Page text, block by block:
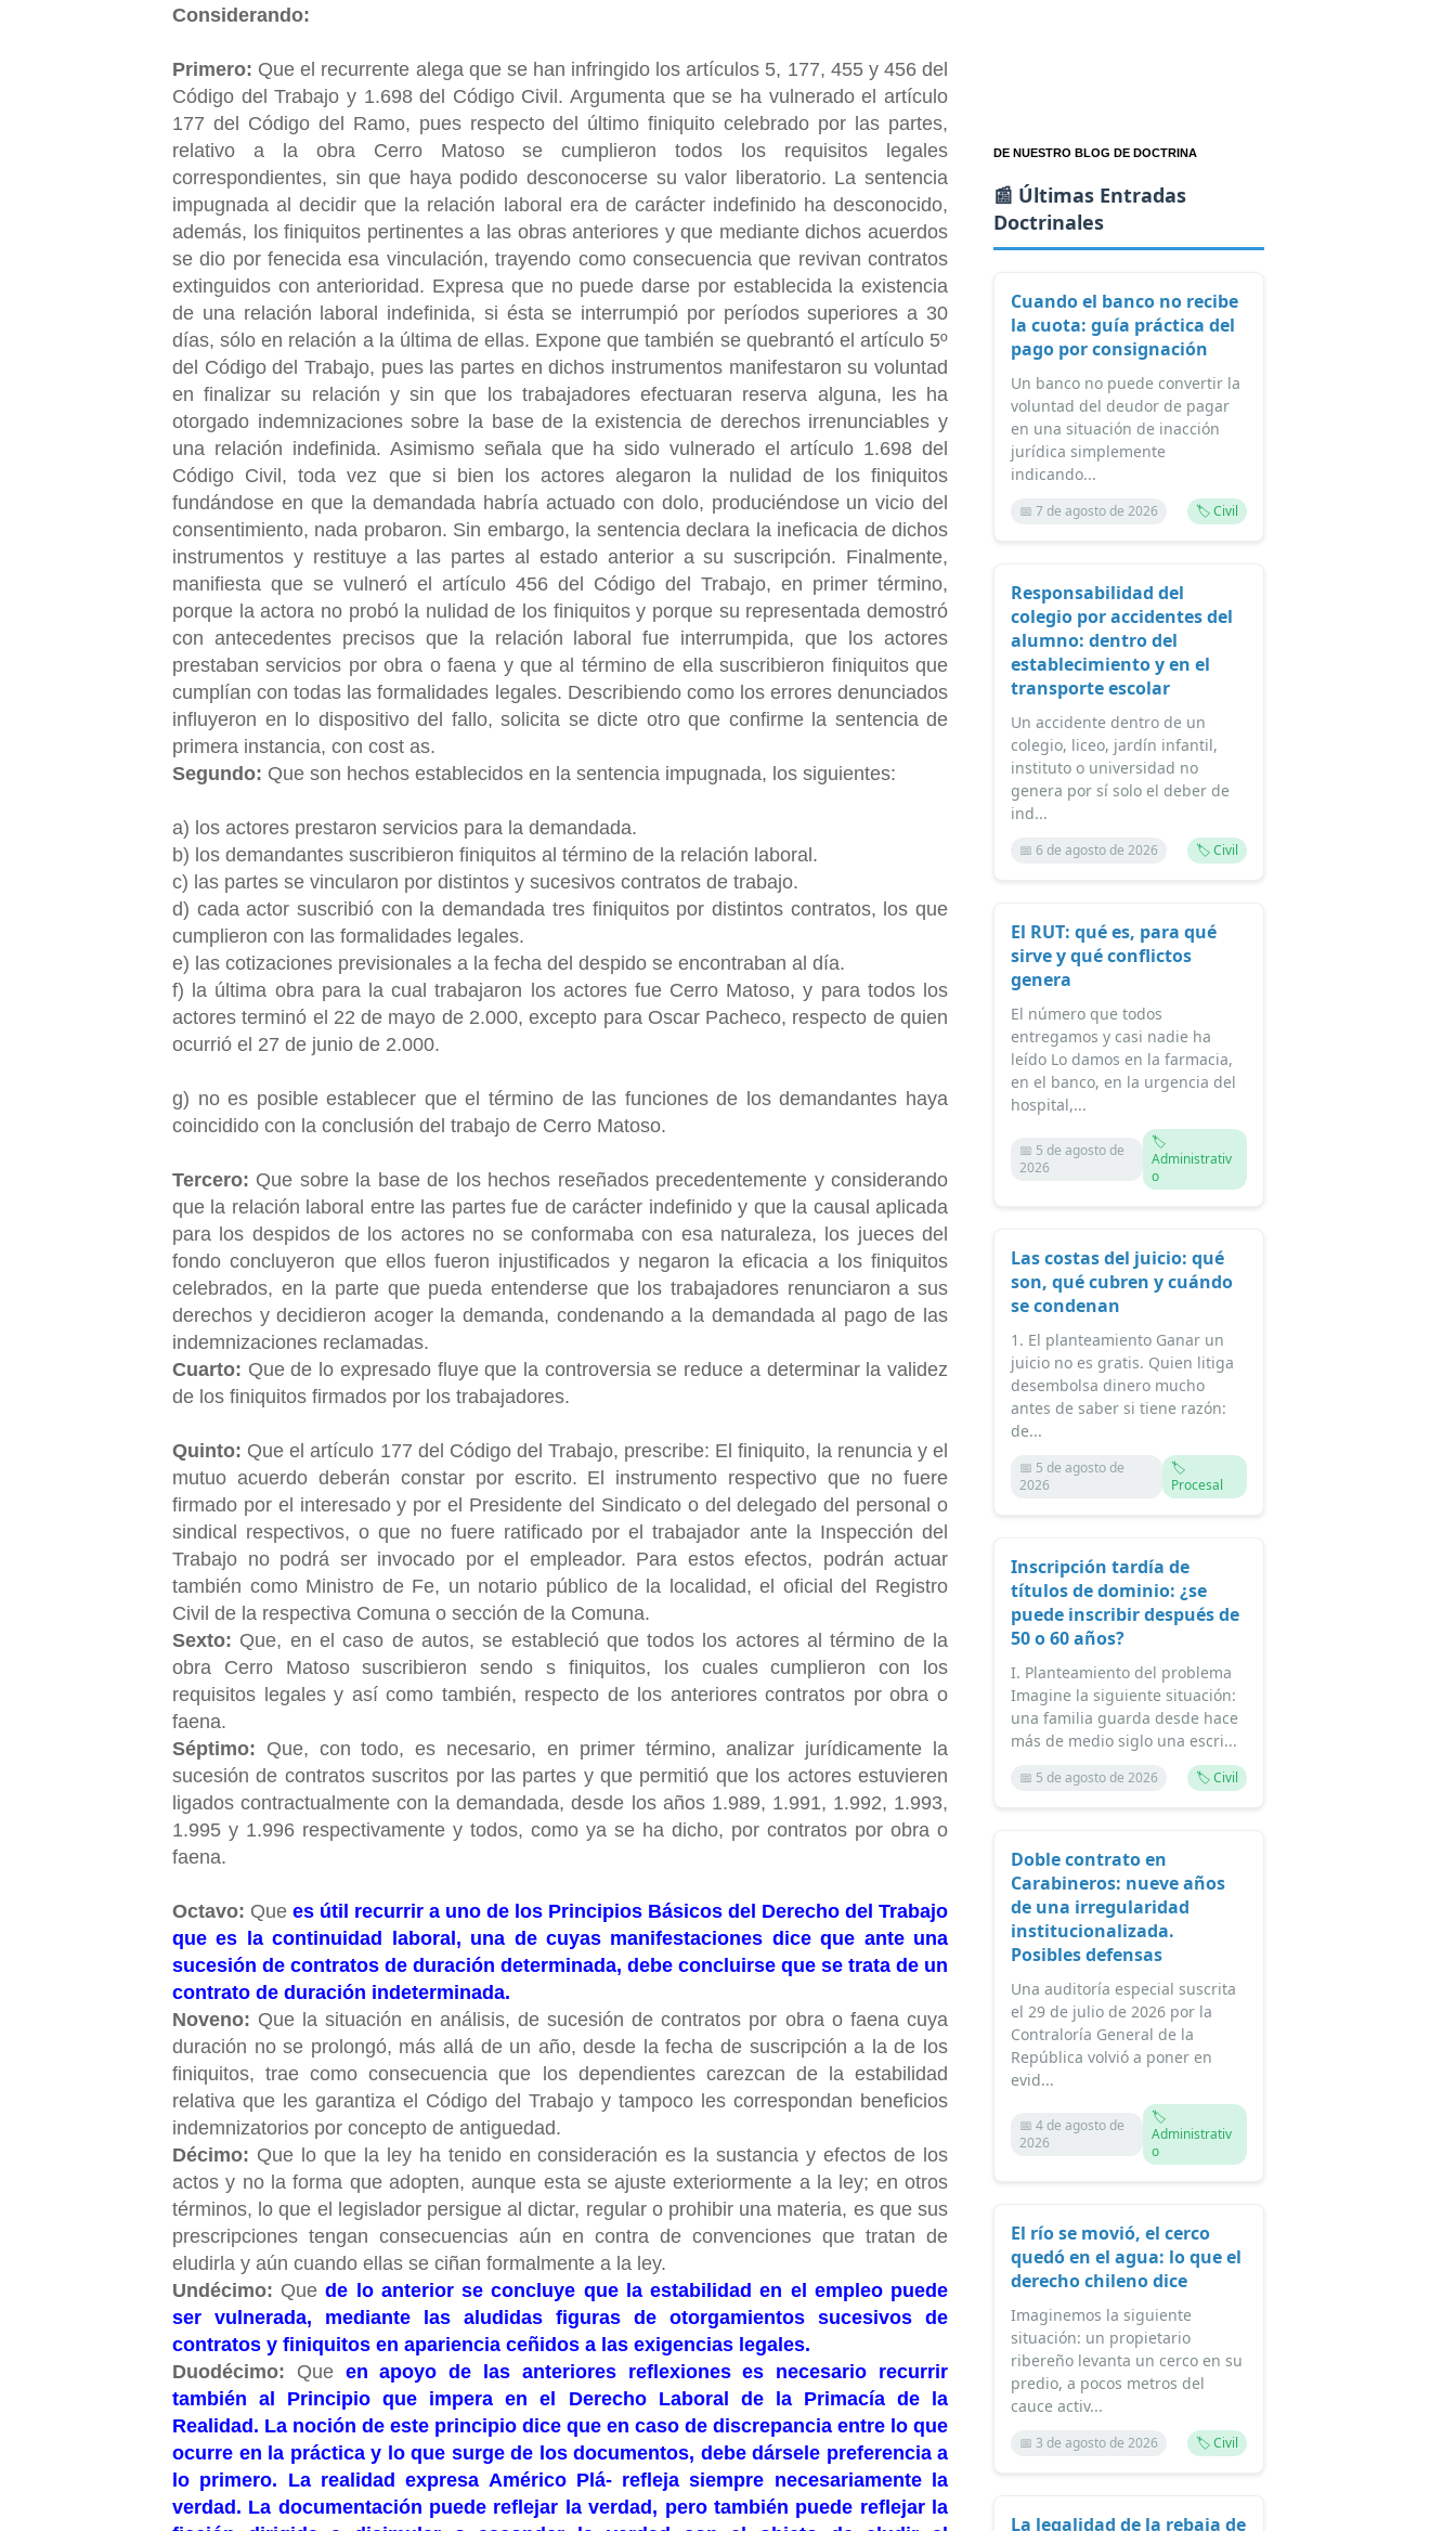
Considerando:
Primero: Que el recurrente alega que se han infringido los artículos 5, 177, 455 y 456 del
Código del Trabajo y 1.698 del Código Civil. Argumenta que se ha vulnerado el artículo
177 del Código del Ramo, pues respecto del último finiquito celebrado por las partes,
relativo a la obra Cerro Matoso se cumplieron todos los requisitos legales
correspondientes, sin que haya podido desconocerse su valor liberatorio. La sentencia
impugnada al decidir que la relación laboral era de carácter indefinido ha desconocido,
además, los finiquitos pertinentes a las obras anteriores y que mediante dichos acuerdos
se dio por fenecida esa vinculación, trayendo como consecuencia que revivan contratos
extinguidos con anterioridad. Expresa que no puede darse por establecida la existencia
de una relación laboral indefinida, si ésta se interrumpió por períodos superiores a 30
días, sólo en relación a la última de ellas. Expone que también se quebrantó el artículo 5º
del Código del Trabajo, pues las partes en dichos instrumentos manifestaron su voluntad
en finalizar su relación y sin que los trabajadores efectuaran reserva alguna, les ha
otorgado indemnizaciones sobre la base de la existencia de derechos irrenunciables y
una relación indefinida. Asimismo señala que ha sido vulnerado el artículo 1.698 del
Código Civil, toda vez que si bien los actores alegaron la nulidad de los finiquitos
fundándose en que la demandada habría actuado con dolo, produciéndose un vicio del
consentimiento, nada probaron. Sin embargo, la sentencia declara la ineficacia de dichos
instrumentos y restituye a las partes al estado anterior a su suscripción. Finalmente,
manifiesta que se vulneró el artículo 456 del Código del Trabajo, en primer término,
porque la actora no probó la nulidad de los finiquitos y porque su representada demostró
con antecedentes precisos que la relación laboral fue interrumpida, que los actores
prestaban servicios por obra o faena y que al término de ella suscribieron finiquitos que
cumplían con todas las formalidades legales. Describiendo como los errores denunciados
influyeron en lo dispositivo del fallo, solicita se dicte otro que confirme la sentencia de
primera instancia, con cost as.
Segundo: Que son hechos establecidos en la sentencia impugnada, los siguientes:
a) los actores prestaron servicios para la demandada.
b) los demandantes suscribieron finiquitos al término de la relación laboral.
c) las partes se vincularon por distintos y sucesivos contratos de trabajo.
d) cada actor suscribió con la demandada tres finiquitos por distintos contratos, los que
cumplieron con las formalidades legales.
e) las cotizaciones previsionales a la fecha del despido se encontraban al día.
f) la última obra para la cual trabajaron los actores fue Cerro Matoso, y para todos los
actores terminó el 22 de mayo de 2.000, excepto para Oscar Pacheco, respecto de quien
ocurrió el 27 de junio de 2.000.
g) no es posible establecer que el término de las funciones de los demandantes haya
coincidido con la conclusión del trabajo de Cerro Matoso.
Tercero: Que sobre la base de los hechos reseñados precedentemente y considerando
que la relación laboral entre las partes fue de carácter indefinido y que la causal aplicada
para los despidos de los actores no se conformaba con esa naturaleza, los jueces del
fondo concluyeron que ellos fueron injustificados y negaron la eficacia a los finiquitos
celebrados, en la parte que pueda entenderse que los trabajadores renunciaron a sus
derechos y decidieron acoger la demanda, condenando a la demandada al pago de las
indemnizaciones reclamadas.
Cuarto: Que de lo expresado fluye que la controversia se reduce a determinar la validez
de los finiquitos firmados por los trabajadores.
Quinto: Que el artículo 177 del Código del Trabajo, prescribe: El finiquito, la renuncia y el
mutuo acuerdo deberán constar por escrito. El instrumento respectivo que no fuere
firmado por el interesado y por el Presidente del Sindicato o del delegado del personal o
sindical respectivos, o que no fuere ratificado por el trabajador ante la Inspección del
Trabajo no podrá ser invocado por el empleador. Para estos efectos, podrán actuar
también como Ministro de Fe, un notario público de la localidad, el oficial del Registro
Civil de la respectiva Comuna o sección de la Comuna.
Sexto: Que, en el caso de autos, se estableció que todos los actores al término de la
obra Cerro Matoso suscribieron sendo s finiquitos, los cuales cumplieron con los
requisitos legales y así como también, respecto de los anteriores contratos por obra o
faena.
Séptimo: Que, con todo, es necesario, en primer término, analizar jurídicamente la
sucesión de contratos suscritos por las partes y que permitió que los actores estuvieren
ligados contractualmente con la demandada, desde los años 1.989, 1.991, 1.992, 1.993,
1.995 y 1.996 respectivamente y todos, como ya se ha dicho, por contratos por obra o
faena.
Octavo: Que es útil recurrir a uno de los Principios Básicos del Derecho del Trabajo
que es la continuidad laboral, una de cuyas manifestaciones dice que ante una
sucesión de contratos de duración determinada, debe concluirse que se trata de un
contrato de duración indeterminada.
Noveno: Que la situación en análisis, de sucesión de contratos por obra o faena cuya
duración no se prolongó, más allá de un año, desde la fecha de suscripción a la de los
finiquitos, trae como consecuencia que los dependientes carezcan de la estabilidad
relativa que les garantiza el Código del Trabajo y tampoco les correspondan beneficios
indemnizatorios por concepto de antiguedad.
Décimo: Que lo que la ley ha tenido en consideración es la sustancia y efectos de los
actos y no la forma que adopten, aunque esta se ajuste exteriormente a la ley; en otros
términos, lo que el legislador persigue al dictar, regular o prohibir una materia, es que sus
prescripciones tengan consecuencias aún en contra de convenciones que tratan de
eludirla y aún cuando ellas se ciñan formalmente a la ley.
Undécimo: Quede lo anterior se concluye que la estabilidad en el empleo puede
ser vulnerada, mediante las aludidas figuras de otorgamientos sucesivos de
contratos y finiquitos en apariencia ceñidos a las exigencias legales.
Duodécimo: Que en apoyo de las anteriores reflexiones es necesario recurrir
también al Principio que impera en el Derecho Laboral de la Primacía de la
Realidad. La noción de este principio dice que en caso de discrepancia entre lo que
ocurre en la práctica y lo que surge de los documentos, debe dársele preferencia a
lo primero. La realidad expresa Américo Plá- refleja siempre necesariamente la
verdad. La documentación puede reflejar la verdad, pero también puede reflejar la
DE NUESTRO BLOG DE DOCTRINA
📰 Últimas Entradas
Doctrinales
Cuando el banco no recibe
la cuota: guía práctica del
pago por consignación
Un banco no puede convertir la
voluntad del deudor de pagar
en una situación de inacción
jurídica simplemente
indicando...
📅 7 de agosto de 2026 🏷️ Civil
Responsabilidad del
colegio por accidentes del
alumno: dentro del
establecimiento y en el
transporte escolar
Un accidente dentro de un
colegio, liceo, jardín infantil,
instituto o universidad no
genera por sí solo el deber de
ind...
📅 6 de agosto de 2026 🏷️ Civil
El RUT: qué es, para qué
sirve y qué conflictos
genera
El número que todos
entregamos y casi nadie ha
leído Lo damos en la farmacia,
en el banco, en la urgencia del
hospital,...
📅 5 de agosto de
2026
🏷️
Administrativ
o
Las costas del juicio: qué
son, qué cubren y cuándo
se condenan
1. El planteamiento Ganar un
juicio no es gratis. Quien litiga
desembolsa dinero mucho
antes de saber si tiene razón:
de...
📅 5 de agosto de
2026
🏷️
Procesal
Inscripción tardía de
títulos de dominio: ¿se
puede inscribir después de
50 o 60 años?
I. Planteamiento del problema
Imagine la siguiente situación:
una familia guarda desde hace
más de medio siglo una escri...
📅 5 de agosto de 2026 🏷️ Civil
Doble contrato en
Carabineros: nueve años
de una irregularidad
institucionalizada.
Posibles defensas
Una auditoría especial suscrita
el 29 de julio de 2026 por la
Contraloría General de la
República volvió a poner en
evid...
📅 4 de agosto de
2026
🏷️
Administrativ
o
El río se movió, el cerco
quedó en el agua: lo que el
derecho chileno dice
Imaginemos la siguiente
situación: un propietario
ribereño levanta un cerco en su
predio, a pocos metros del
cauce activ...
📅 3 de agosto de 2026 🏷️ Civil
La legalidad de la rebaja de